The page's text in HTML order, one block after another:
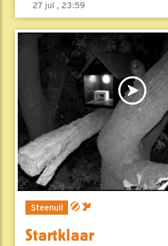
27 jul , 23:59
Steenuil
Startklaar